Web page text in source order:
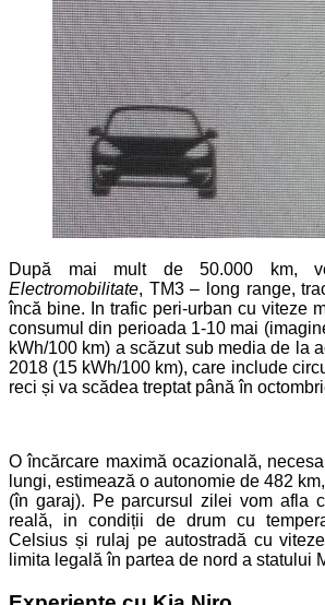
După mai mult de 50.000 km,
Electromobilitate, TM3 – long range,
încă bine. In trafic peri-urban cu viteze
consumul din perioada 1-10 mai
kWh/100 km) a scăzut sub media de la
2018 (15 kWh/100 km), care include
reci și va scădea treptat până în
O încărcare maximă ocazională,
lungi, estimează o autonomie de 482
(în garaj). Pe parcursul zilei vom afla
reală, in condiții de drum cu
Celsius și rulaj pe autostradă cu
limita legală în partea de nord a statului